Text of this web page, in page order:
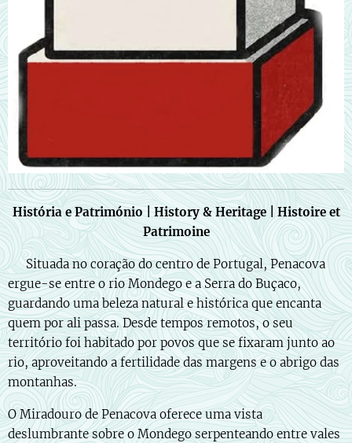
História e Património | History & Heritage | Histoire et
Patrimoine
🇵🇹 Situada no coração do centro de Portugal, Penacova
ergue-se entre o rio Mondego e a Serra do Buçaco,
guardando uma beleza natural e histórica que encanta
quem por ali passa. Desde tempos remotos, o seu
território foi habitado por povos que se fixaram junto ao
rio, aproveitando a fertilidade das margens e o abrigo das
montanhas.
O Miradouro de Penacova oferece uma vista
deslumbrante sobre o Mondego serpenteando entre vales